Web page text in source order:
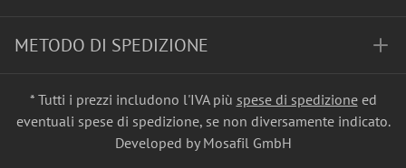
METODO DI SPEDIZIONE
* Tutti i prezzi includono l'IVA più spese di spedizioneed
eventuali spese di spedizione, se non diversamente indicato.
Developed by Mosafil GmbH